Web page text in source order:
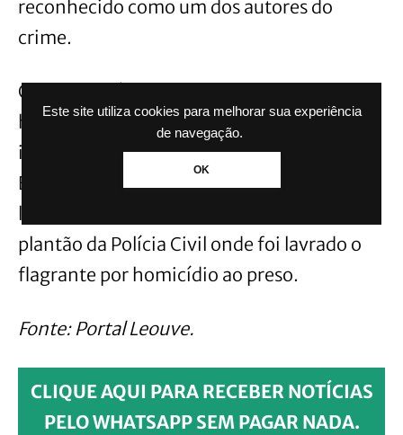
Este site utiliza cookies para melhorar sua experiência
de navegação.
OK
reconhecido como um dos autores do
crime.
O suspeito já possui antecedentes por
homicídio, tráfico de entorpecentes, porte
ilegal de arma de fogo e furto qualificado.
Ele, juntamente de uma testemunha do
plantão da Polícia Civil onde foi lavrado o
flagrante por homicídio ao preso.
Fonte: Portal Leouve.
CLIQUE AQUI PARA RECEBER NOTÍCIAS
PELO WHATSAPP SEM PAGAR NADA.